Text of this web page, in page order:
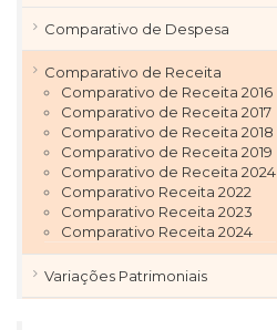
Comparativo de Despesa
Comparativo de Receita
Comparativo de Receita 2016
Comparativo de Receita 2017
Comparativo de Receita 2018
Comparativo de Receita 2019
Comparativo de Receita 2024
Comparativo Receita 2022
Comparativo Receita 2023
Comparativo Receita 2024
Variações Patrimoniais